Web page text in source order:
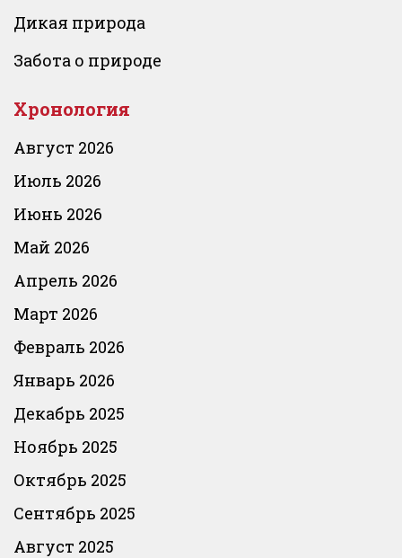
Дикая природа
Забота о природе
Хронология
Август 2026
Июль 2026
Июнь 2026
Май 2026
Апрель 2026
Март 2026
Февраль 2026
Январь 2026
Декабрь 2025
Ноябрь 2025
Октябрь 2025
Сентябрь 2025
Август 2025